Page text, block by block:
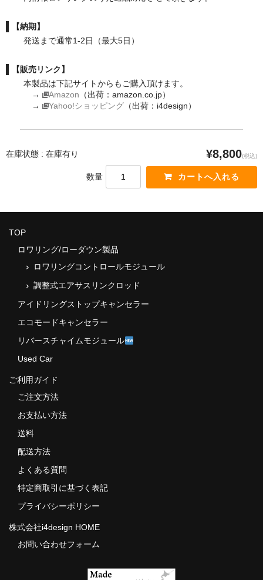
【納期】
発送まで通常1-2日（最大5日）
【販売リンク】
本製品は下記サイトからもご購入頂けます。
→
Amazon （出荷：amazon.co.jp）
→
Yahoo!ショッピング （出荷：i4design）
在庫状態 : 在庫有り ¥8,800(税込)
数量
TOP
ロワリング/ローダウン製品
ロワリングコントロールモジュール
調整式エアサスリンクロッド
アイドリングストップキャンセラー
エコモードキャンセラー
リバースチャイムモジュール
Used Car
ご利用ガイド
ご注文方法
お支払い方法
送料
配送方法
よくある質問
特定商取引に基づく表記
プライバシーポリシー
株式会社i4design HOME
お問い合わせフォーム